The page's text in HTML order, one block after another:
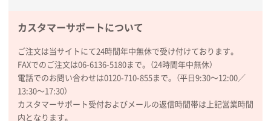
カスタマーサポートについて
ご注文は当サイトにて24時間年中無休で受け付けております。
FAXでのご注文は06-6136-5180まで。（24時間年中無休）
電話でのお問い合わせは0120-710-855まで。（平日9:30〜12:00／
13:30〜17:30）
カスタマーサポート受付およびメールの返信時間帯は上記営業時間
内となります。